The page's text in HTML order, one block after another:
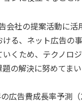
会社の提案活動に
る、ネット広告の
くため、テクノロ
の解決に努めてまい
広告費成長率予測